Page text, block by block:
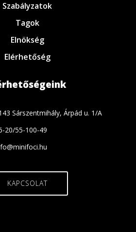
Szabályzatok
Tagok
Elnökség
Elérhetőség
Sárszentmihály, Árpád u. 1/A
20/55-100-49
KAPCSOLAT